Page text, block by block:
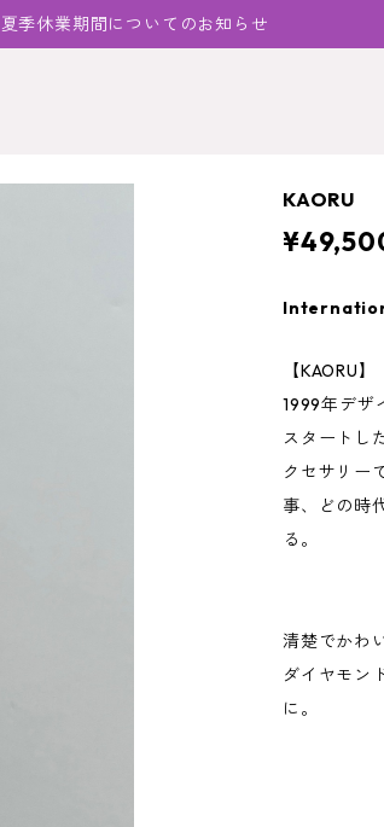
夏季休業期間についてのお知らせ
KAORU
【KAORU】
1999年デザ
スタートし
クセサリー
事、どの時
る。
清楚でかわ
ダイヤモン
に。